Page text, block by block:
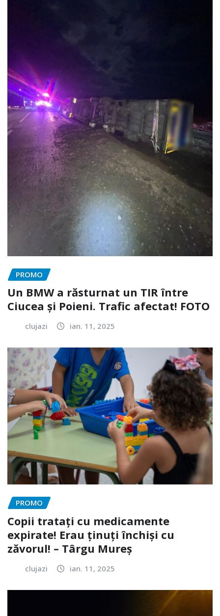
PROMO
Un BMW a răsturnat un TIR între
Ciucea și Poieni. Trafic afectat! FOTO
clujazi ian. 11, 2025
PROMO
Copii tratați cu medicamente
expirate! Erau ținuți închiși cu
zăvorul! – Târgu Mureș
clujazi ian. 11, 2025